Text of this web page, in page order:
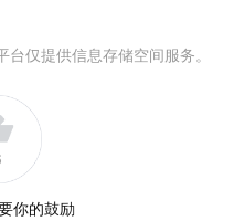
仅提供信息存储空间服务。
你的鼓励